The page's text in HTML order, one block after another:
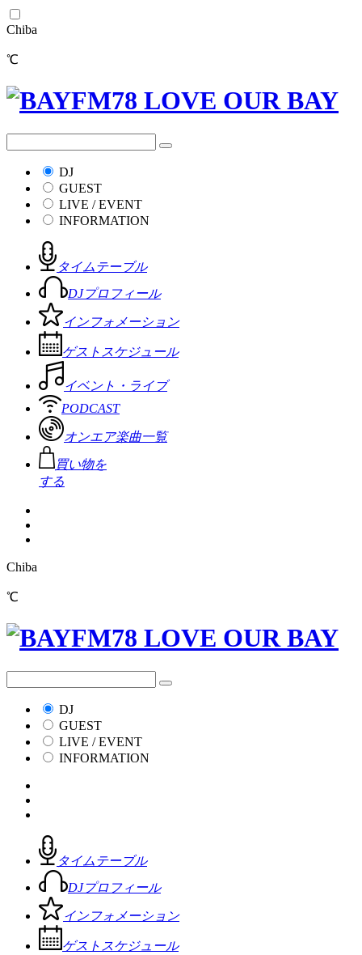
Chiba
℃
DJ
GUEST
LIVE / EVENT
INFORMATION
タイムテーブル
DJプロフィール
インフォメーション
ゲストスケジュール
イベント・ライブ
PODCAST
オンエア楽曲一覧
買い物を
する
Chiba
℃
DJ
GUEST
LIVE / EVENT
INFORMATION
タイムテーブル
DJプロフィール
インフォメーション
ゲストスケジュール